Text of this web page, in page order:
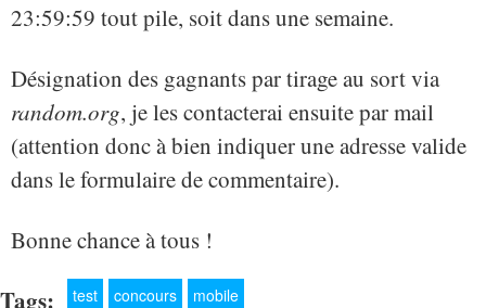
23:59:59 tout pile, soit dans une semaine.
Désignation des gagnants par tirage au sort via
random.org, je les contacterai ensuite par mail
(attention donc à bien indiquer une adresse valide
dans le formulaire de commentaire).
Bonne chance à tous !
Tags: test concours mobile